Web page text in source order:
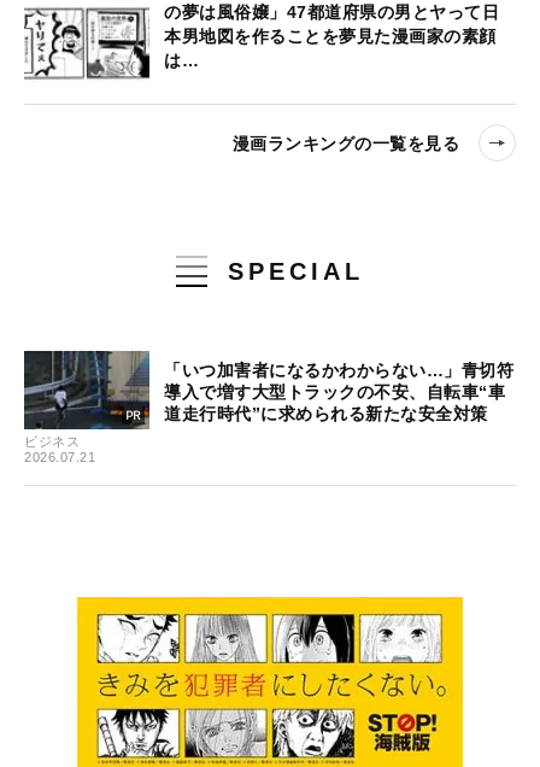
の夢は風俗嬢」47都道府県の男とヤって日
本男地図を作ることを夢見た漫画家の素顔
は…
漫画ランキングの一覧を見る
SPECIAL
ビジネス
2026.07.21
「いつ加害者になるかわからない…」青切符
導入で増す大型トラックの不安、自転車“車
道走行時代”に求められる新たな安全対策